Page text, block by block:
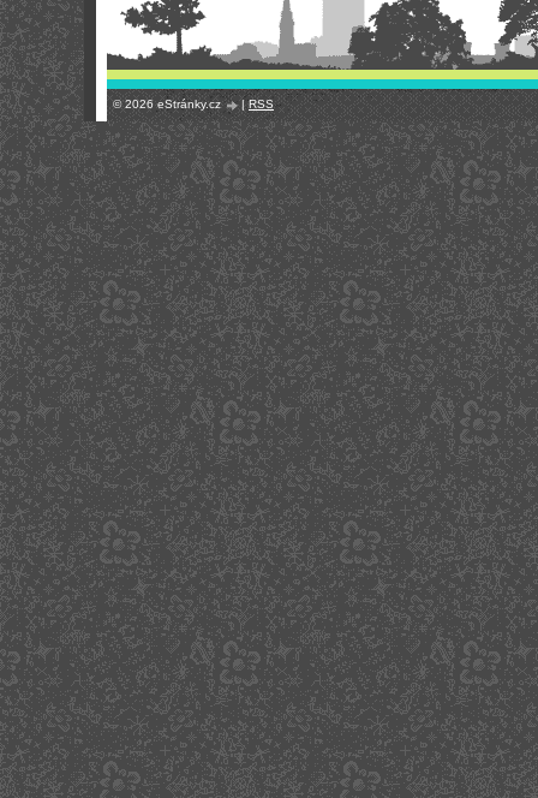
© 2026 eStránky.cz |RSS